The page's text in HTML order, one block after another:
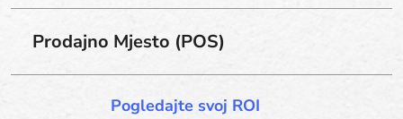
Prodajno Mjesto (POS)
Pogledajte svoj ROI